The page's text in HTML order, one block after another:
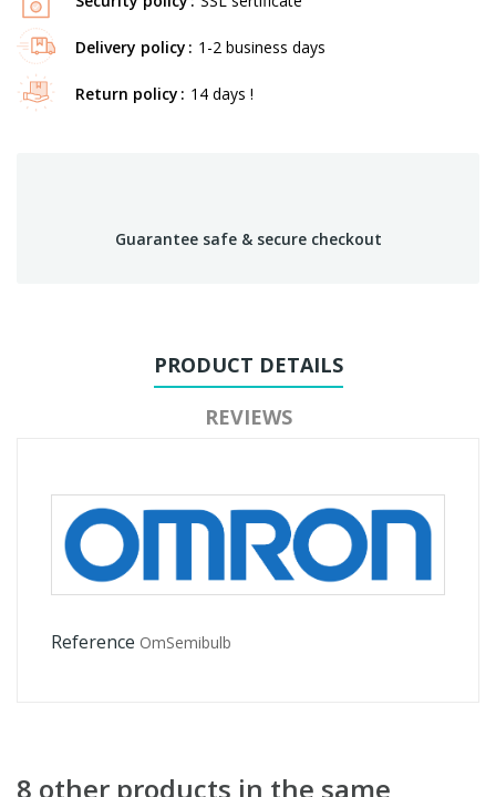
Delivery policy 1-2 business days
Return policy 14 days !
Guarantee safe & secure checkout
PRODUCT DETAILS
REVIEWS
Reference OmSemibulb
8 other products in the same